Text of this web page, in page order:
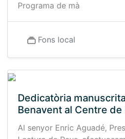
Programa de mà
Fons local
Dedicatòria
Benavent al Centre de
Al senyor Enric Aguadé,